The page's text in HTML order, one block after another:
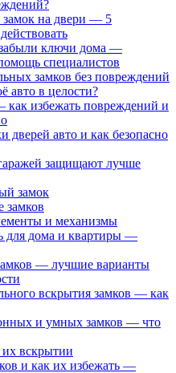
замок на двери — 5
ключи дома —
специалистов
замков без повреждений
авто в целости?
избежать повреждений и
авто и как безопасно
защищают лучше
замок
замков
и механизмы
для дома и квартиры —
— лучшие варианты
вскрытия замков — как
и умных замков — что
вскрытии
и как их избежать —